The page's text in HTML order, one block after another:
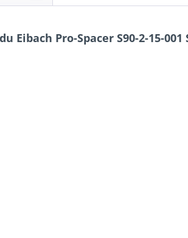
Eibach Pro-Spacer S90-2-15-